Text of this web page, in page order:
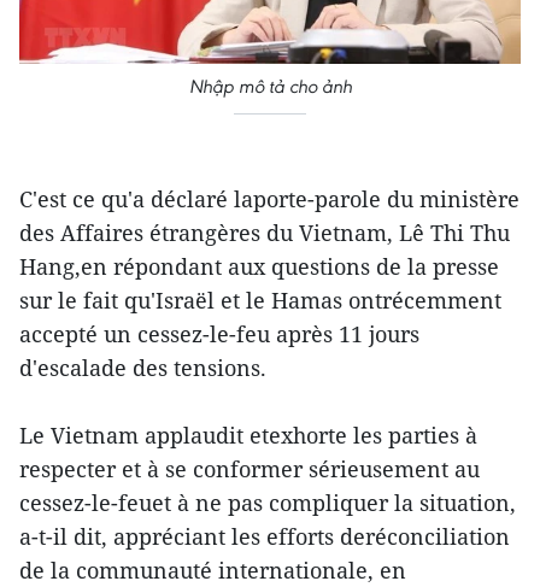
Nhập mô tả cho ảnh
C'est ce qu'a déclaré laporte-parole du ministère
des Affaires étrangères du Vietnam, Lê Thi Thu
Hang,en répondant aux questions de la presse
sur le fait qu'Israël et le Hamas ontrécemment
accepté un cessez-le-feu après 11 jours
d'escalade des tensions.
Le Vietnam applaudit etexhorte les parties à
respecter et à se conformer sérieusement au
cessez-le-feuet à ne pas compliquer la situation,
a-t-il dit, appréciant les efforts deréconciliation
de la communauté internationale, en